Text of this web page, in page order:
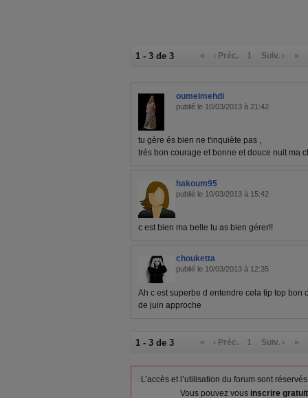
1 - 3 de 3 « ‹ Préc. 1 Suiv. › »
oumelmehdi
publié le 10/03/2013 à 21:42
tu gère és bien ne t'inquiète pas ,
trés bon courage et bonne et douce nuit ma
hakoum95
publié le 10/03/2013 à 15:42
c est bien ma belle tu as bien gérer!!
chouketta
publié le 10/03/2013 à 12:35
Ah c est superbe d entendre cela tip top bon
de juin approche
1 - 3 de 3 « ‹ Préc. 1 Suiv. › »
L’accès et l’utilisation du forum sont
Vous pouvez vous inscrire